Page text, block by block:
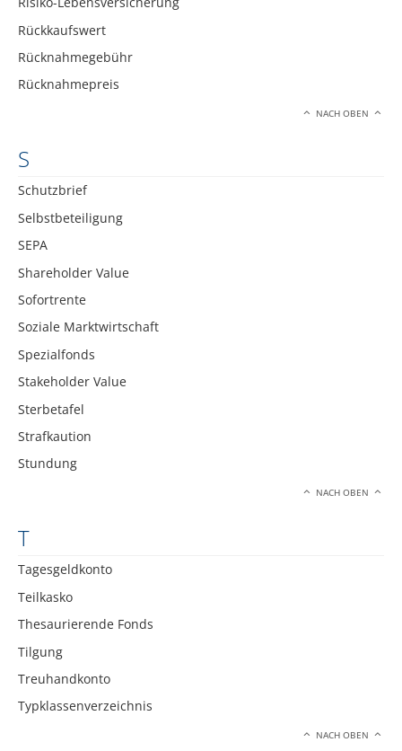
Rückkaufswert
Rücknahmegebühr
Rücknahmepreis
NACH OBEN
S
Schutzbrief
Selbstbeteiligung
SEPA
Shareholder Value
Sofortrente
Soziale Marktwirtschaft
Spezialfonds
Stakeholder Value
Sterbetafel
Strafkaution
Stundung
NACH OBEN
T
Tagesgeldkonto
Teilkasko
Thesaurierende Fonds
Tilgung
Treuhandkonto
Typklassenverzeichnis
NACH OBEN